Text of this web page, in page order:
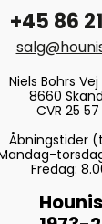
+45 86
Niels Bohrs
8660
CVR 25
Åbningstider
Fredag: